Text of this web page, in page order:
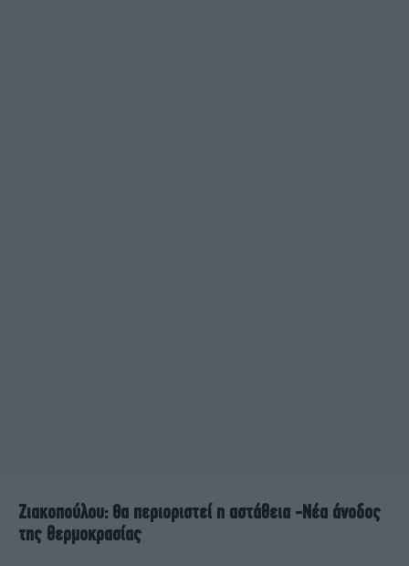
Ζιακοπούλου: Θα περιοριστεί η αστάθεια -Νέα άνοδος
της θερμοκρασίας